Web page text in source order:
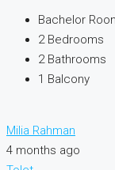
Bachelor
2 Bedrooms
2 Bathrooms
1 Balcony
Milia Rahman
4 months ago